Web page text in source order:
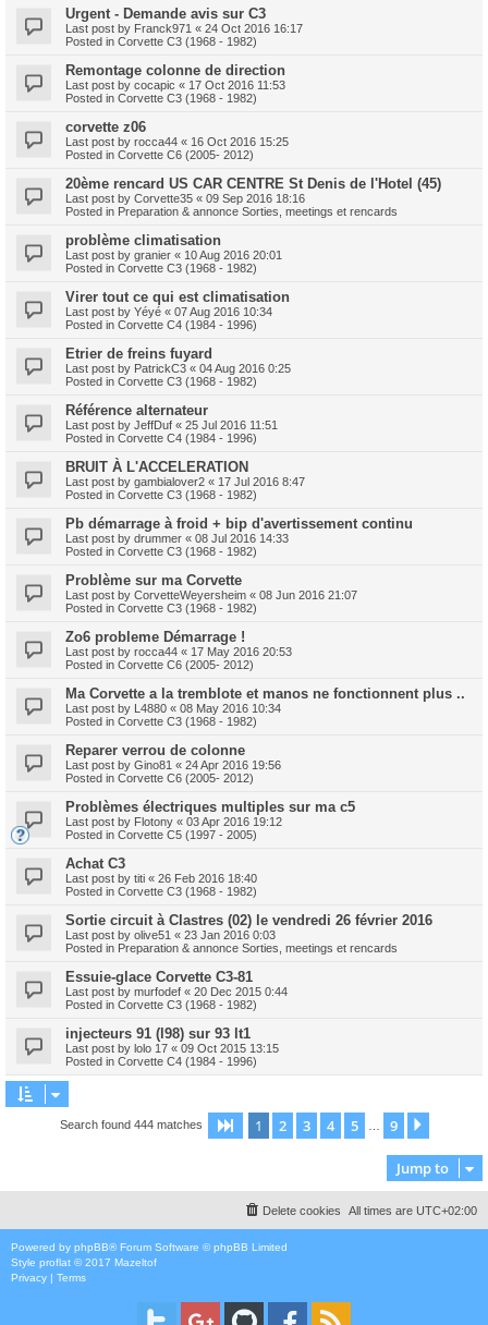
Urgent - Demande avis sur C3
Last post by Franck971 « 24 Oct 2016 16:17
Posted in Corvette C3 (1968 - 1982)
Remontage colonne de direction
Last post by cocapic « 17 Oct 2016 11:53
Posted in Corvette C3 (1968 - 1982)
corvette z06
Last post by rocca44 « 16 Oct 2016 15:25
Posted in Corvette C6 (2005- 2012)
20ème rencard US CAR CENTRE St Denis de l'Hotel (45)
Last post by Corvette35 « 09 Sep 2016 18:16
Posted in Preparation & annonce Sorties, meetings et rencards
problème climatisation
Last post by granier « 10 Aug 2016 20:01
Posted in Corvette C3 (1968 - 1982)
Virer tout ce qui est climatisation
Last post by Yéyé « 07 Aug 2016 10:34
Posted in Corvette C4 (1984 - 1996)
Etrier de freins fuyard
Last post by PatrickC3 « 04 Aug 2016 0:25
Posted in Corvette C3 (1968 - 1982)
Référence alternateur
Last post by JeffDuf « 25 Jul 2016 11:51
Posted in Corvette C4 (1984 - 1996)
BRUIT À L'ACCELERATION
Last post by gambialover2 « 17 Jul 2016 8:47
Posted in Corvette C3 (1968 - 1982)
Pb démarrage à froid + bip d'avertissement continu
Last post by drummer « 08 Jul 2016 14:33
Posted in Corvette C3 (1968 - 1982)
Problème sur ma Corvette
Last post by CorvetteWeyersheim « 08 Jun 2016 21:07
Posted in Corvette C3 (1968 - 1982)
Zo6 probleme Démarrage !
Last post by rocca44 « 17 May 2016 20:53
Posted in Corvette C6 (2005- 2012)
Ma Corvette a la tremblote et manos ne fonctionnent plus ..
Last post by L4880 « 08 May 2016 10:34
Posted in Corvette C3 (1968 - 1982)
Reparer verrou de colonne
Last post by Gino81 « 24 Apr 2016 19:56
Posted in Corvette C6 (2005- 2012)
Problèmes électriques multiples sur ma c5
Last post by Flotony « 03 Apr 2016 19:12
Posted in Corvette C5 (1997 - 2005)
Achat C3
Last post by titi « 26 Feb 2016 18:40
Posted in Corvette C3 (1968 - 1982)
Sortie circuit à Clastres (02) le vendredi 26 février 2016
Last post by olive51 « 23 Jan 2016 0:03
Posted in Preparation & annonce Sorties, meetings et rencards
Essuie-glace Corvette C3-81
Last post by murfodef « 20 Dec 2015 0:44
Posted in Corvette C3 (1968 - 1982)
injecteurs 91 (l98) sur 93 lt1
Last post by lolo 17 « 09 Oct 2015 13:15
Posted in Corvette C4 (1984 - 1996)
Search found 444 matches Page 1of 9
1 2 3 4 5 9
Jump to
All times are UTC+02:00
Delete cookies
Powered by phpBB® Forum Software © phpBB Limited
Style proflat © 2017 Mazeltof
Privacy | Terms